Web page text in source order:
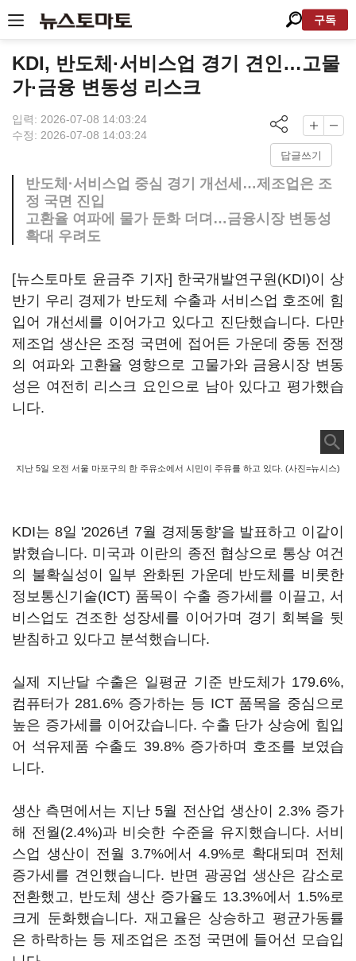
구독
KDI, 반도체·서비스업 경기 견인…고물
가·금융 변동성 리스크
입력: 2026-07-08 14:03:24
수정: 2026-07-08 14:03:24
답글쓰기
반도체·서비스업 중심 경기 개선세…제조업은 조
정 국면 진입
고환율 여파에 물가 둔화 더뎌…금융시장 변동성
확대 우려도
[뉴스토마토 윤금주 기자] 한국개발연구원(KDI)이 상
반기 우리 경제가 반도체 수출과 서비스업 호조에 힘
입어 개선세를 이어가고 있다고 진단했습니다. 다만
제조업 생산은 조정 국면에 접어든 가운데 중동 전쟁
의 여파와 고환율 영향으로 고물가와 금융시장 변동
성은 여전히 리스크 요인으로 남아 있다고 평가했습
니다.
지난 5일 오전 서울 마포구의 한 주유소에서 시민이 주유를 하고 있다. (사진=뉴시스)
KDI는 8일 '2026년 7월 경제동향'을 발표하고 이같이
밝혔습니다. 미국과 이란의 종전 협상으로 통상 여건
의 불확실성이 일부 완화된 가운데 반도체를 비롯한
정보통신기술(ICT) 품목이 수출 증가세를 이끌고, 서
비스업도 견조한 성장세를 이어가며 경기 회복을 뒷
받침하고 있다고 분석했습니다.
실제 지난달 수출은 일평균 기준 반도체가 179.6%,
컴퓨터가 281.6% 증가하는 등 ICT 품목을 중심으로
높은 증가세를 이어갔습니다. 수출 단가 상승에 힘입
어 석유제품 수출도 39.8% 증가하며 호조를 보였습
니다.
생산 측면에서는 지난 5월 전산업 생산이 2.3% 증가
해 전월(2.4%)과 비슷한 수준을 유지했습니다. 서비
스업 생산이 전월 3.7%에서 4.9%로 확대되며 전체
증가세를 견인했습니다. 반면 광공업 생산은 감소로
전환했고, 반도체 생산 증가율도 13.3%에서 1.5%로
크게 둔화했습니다. 재고율은 상승하고 평균가동률
은 하락하는 등 제조업은 조정 국면에 들어선 모습입